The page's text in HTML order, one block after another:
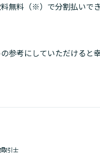
無料（※）で分割払いで
参考にしていただけると幸
引士